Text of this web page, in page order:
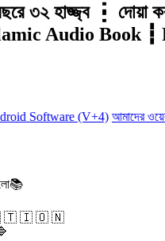
৩২ হাজ্জ্ব ┇ দোয়া
Audio Book ┇
Software (V+4) আমাদের
🇹 🇮 🇴 🇳